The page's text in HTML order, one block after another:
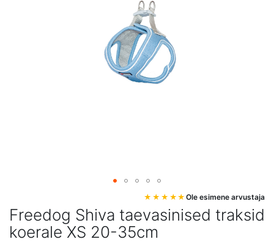
Freedog Shiva taevasinised traksid
koerale XS 20-35cm
Ole esimene arvustaja
pildigalerii
algusesse